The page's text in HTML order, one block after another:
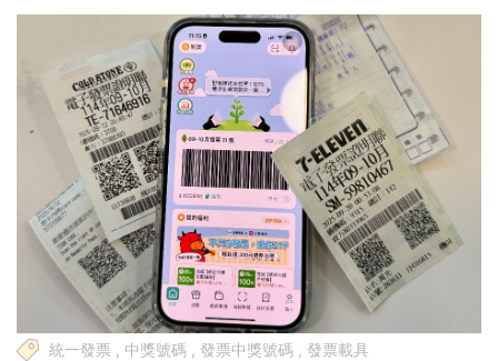
統一發票 , 中獎號碼 , 發票中獎號碼 , 發票載具